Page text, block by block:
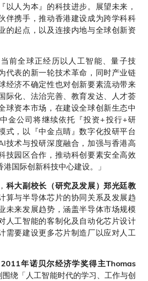
以人为本』的科技进步。展望未来，
伴携手，推动香港建设成为跨学科科
的起点，以及连接内地与全球创新资
前全球正经历以人工智能、量子技
代表的新一轮技术革命，同时产业链
经济不确定性也对创新要素流动带来
际化、法治完善、教育发达、人才荟
球资本市场，在建设全球创新生态中
金公司将继续依托『投资+投行+研
式，以『中金点睛』数字化投研平台
技术与投研深度融合，加强与香港高
技园区合作，推动科创要素安全高效
国际创新科技中心建设。」
科大副校长（研究及发展）郑光廷教
算与半导体芯片的协同关系及发展趋
未来发展趋势，涵盖半导体市场规模
人工智能的客制化及自动化芯片设计
需要建设更多芯片制造厂以应对人工
年诺贝尔经济学奖得主Thomas
围绕「人工智能时代的学习、工作与创